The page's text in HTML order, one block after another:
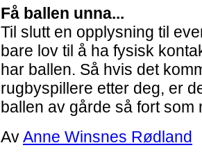
Få ballen unna...
Til slutt en opplysning til
bare lov til å ha fysisk
har ballen. Så hvis det
rugbyspillere etter deg, er
ballen av gårde så fort som
AvAnne Winsnes Rødland